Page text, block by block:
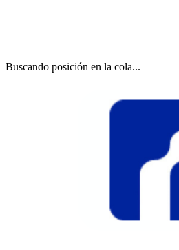
Buscando posición en la cola...